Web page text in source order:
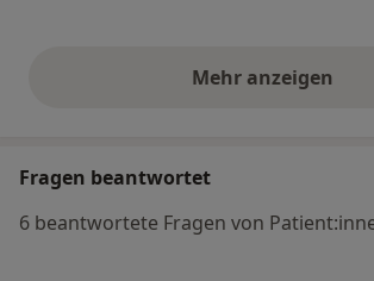
Mehr anzeigen
obige
Fragen beantwortet
6 beantwortete Fragen von